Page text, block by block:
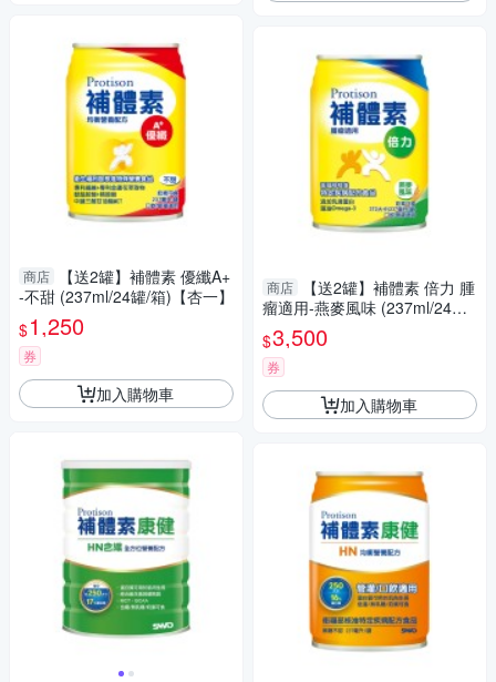
商店
【送2罐】補體素 優纖A+
-不甜 (237ml/24罐/箱)【杏一】
$1,250
券
加入購物車
商店
【送2罐】補體素 倍力 腫
瘤適用-燕麥風味 (237ml/24罐/
箱) 【杏一】
$3,500
券
加入購物車